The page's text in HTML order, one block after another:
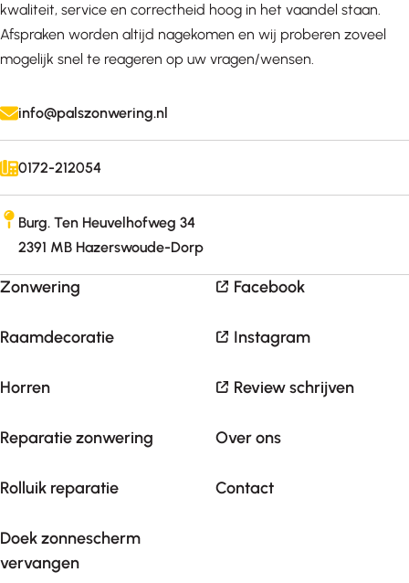
kwaliteit, service en correctheid hoog in het vaandel staan.
Afspraken worden altijd nagekomen en wij proberen zoveel
mogelijk snel te reageren op uw vragen/wensen.
info@palszonwering.nl
0172-212054
Burg. Ten Heuvelhofweg 34
2391 MB Hazerswoude-Dorp
Zonwering
Raamdecoratie
Horren
Reparatie zonwering
Rolluik reparatie
Doek zonnescherm
vervangen
Facebook
Instagram
Review schrijven
Over ons
Contact